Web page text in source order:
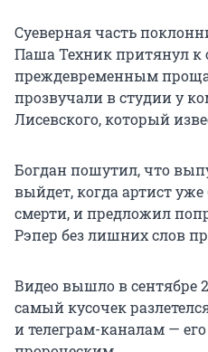
Суеверная часть
Паша Техник притянул к
преждевременным
прозвучали в студии у
Лисевского, который
Богдан пошутил, что
выйдет, когда артист
смерти, и предложил
Рэпер без лишних слов
Видео вышло в сентябре
самый кусочек
и телеграм-каналам —